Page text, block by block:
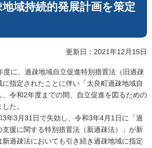
域持続的発展計画を策定
更新日：2021年12月15日
に、過疎地域自立促進特別措置法（旧過疎
指定されたことに伴い「太良町過疎地域自
、令和2年度までの間、自立促進を図るための
た。
年3月31日で失効し、令和3年4月1日に「過
援に関する特別措置法（新過疎法）」が新
過疎法においても引き続き過疎地域に指定